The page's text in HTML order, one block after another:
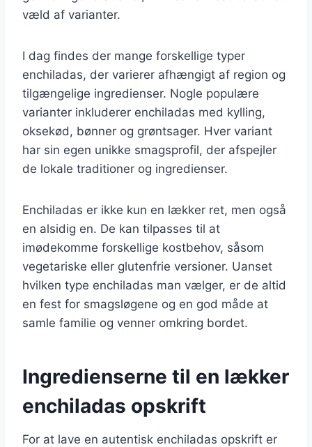
væld af varianter.
I dag findes der mange forskellige typer
enchiladas, der varierer afhængigt af region og
tilgængelige ingredienser. Nogle populære
varianter inkluderer enchiladas med kylling,
oksekød, bønner og grøntsager. Hver variant
har sin egen unikke smagsprofil, der afspejler
de lokale traditioner og ingredienser.
Enchiladas er ikke kun en lækker ret, men også
en alsidig en. De kan tilpasses til at
imødekomme forskellige kostbehov, såsom
vegetariske eller glutenfrie versioner. Uanset
hvilken type enchiladas man vælger, er de altid
en fest for smagsløgene og en god måde at
samle familie og venner omkring bordet.
Ingredienserne til en lækker
enchiladas opskrift
For at lave en autentisk enchiladas opskrift er